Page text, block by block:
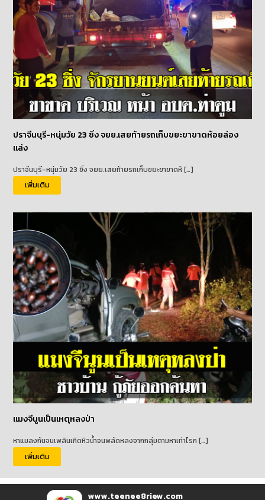
ปราจีนบุรี-หนุ่มวัย 23 ซิ่ง จยย.เสยท้ายรถเก็บขยะขาขาดห้อยล่อง
แล่ง
ปราจีนบุรี-หนุ่มวัย 23 ซิ่ง จยย.เสยท้ายรถเก็บขยะขาขาดห้ […]
เพิ่มเติม
แมงจีนูนเป็นเหตุหลงป่า
หาแมลงกันจนเพลินเกิดหิวน้ำจนพลัดหลงจากกลุ่มตามหาเท่าไรก […]
เพิ่มเติม
www.teenee8riew.com